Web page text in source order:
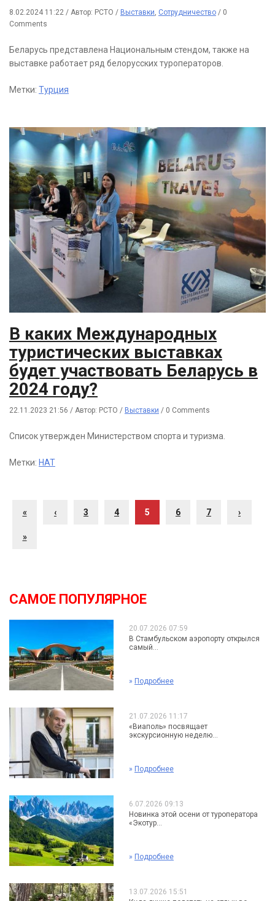
8.02.2024 11:22 / Автор: РСТО / Выставки Сотрудничество / 0
Comments
Беларусь представлена Национальным стендом, также на
выставке работает ряд белорусских туроператоров.
Метки: Турция
В каких Международных
туристических выставках
будет участвовать Беларусь в
2024 году?
22.11.2023 21:56 / Автор: РСТО / Выставки / 0 Comments
Список утвержден Министерством спорта и туризма.
Метки: НАТ
« ‹ 3 4 5 6 7 ›
»
САМОЕ ПОПУЛЯРНОЕ
20.07.2026 07:59
В Стамбульском аэропорту открылся
самый...
» Подробнее
21.07.2026 11:17
«Виаполь» посвящает
экскурсионную неделю...
» Подробнее
6.07.2026 09:13
Новинка этой осени от туроператора
«Экотур...
» Подробнее
13.07.2026 15:51